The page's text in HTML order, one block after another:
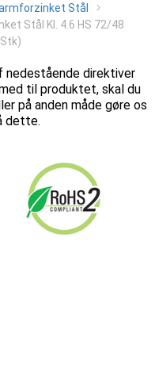
Stål
Stål Kl. 4.6 HS 72/48
nedestående direktiver
til produktet, skal du
på anden måde gøre os
dette.